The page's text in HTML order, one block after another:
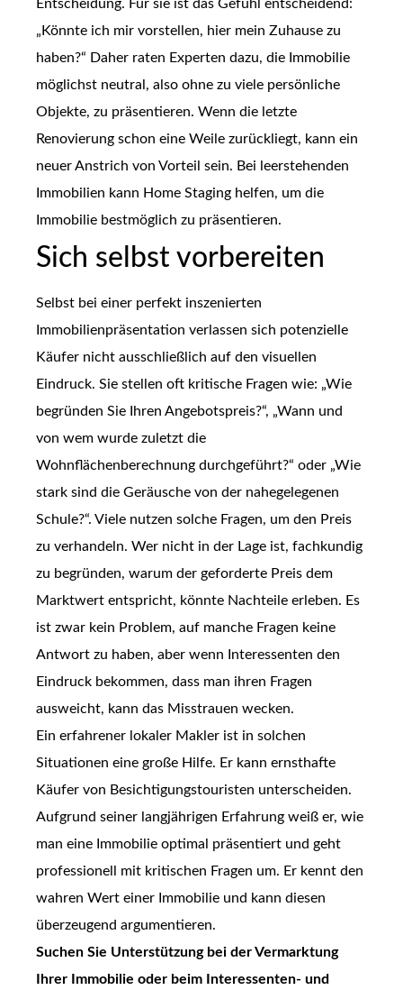
Entscheidung. Für sie ist das Gefühl entscheidend:
„Könnte ich mir vorstellen, hier mein Zuhause zu
haben?“ Daher raten Experten dazu, die Immobilie
möglichst neutral, also ohne zu viele persönliche
Objekte, zu präsentieren. Wenn die letzte
Renovierung schon eine Weile zurückliegt, kann ein
neuer Anstrich von Vorteil sein. Bei leerstehenden
Immobilien kann Home Staging helfen, um die
Immobilie bestmöglich zu präsentieren.
Sich selbst vorbereiten
Selbst bei einer perfekt inszenierten
Immobilienpräsentation verlassen sich potenzielle
Käufer nicht ausschließlich auf den visuellen
Eindruck. Sie stellen oft kritische Fragen wie: „Wie
begründen Sie Ihren Angebotspreis?“, „Wann und
von wem wurde zuletzt die
Wohnflächenberechnung durchgeführt?“ oder „Wie
stark sind die Geräusche von der nahegelegenen
Schule?“. Viele nutzen solche Fragen, um den Preis
zu verhandeln. Wer nicht in der Lage ist, fachkundig
zu begründen, warum der geforderte Preis dem
Marktwert entspricht, könnte Nachteile erleben. Es
ist zwar kein Problem, auf manche Fragen keine
Antwort zu haben, aber wenn Interessenten den
Eindruck bekommen, dass man ihren Fragen
ausweicht, kann das Misstrauen wecken.
Ein erfahrener lokaler Makler ist in solchen
Situationen eine große Hilfe. Er kann ernsthafte
Käufer von Besichtigungstouristen unterscheiden.
Aufgrund seiner langjährigen Erfahrung weiß er, wie
man eine Immobilie optimal präsentiert und geht
professionell mit kritischen Fragen um. Er kennt den
wahren Wert einer Immobilie und kann diesen
überzeugend argumentieren.
Suchen Sie Unterstützung bei der Vermarktung
Ihrer Immobilie oder beim Interessenten- und